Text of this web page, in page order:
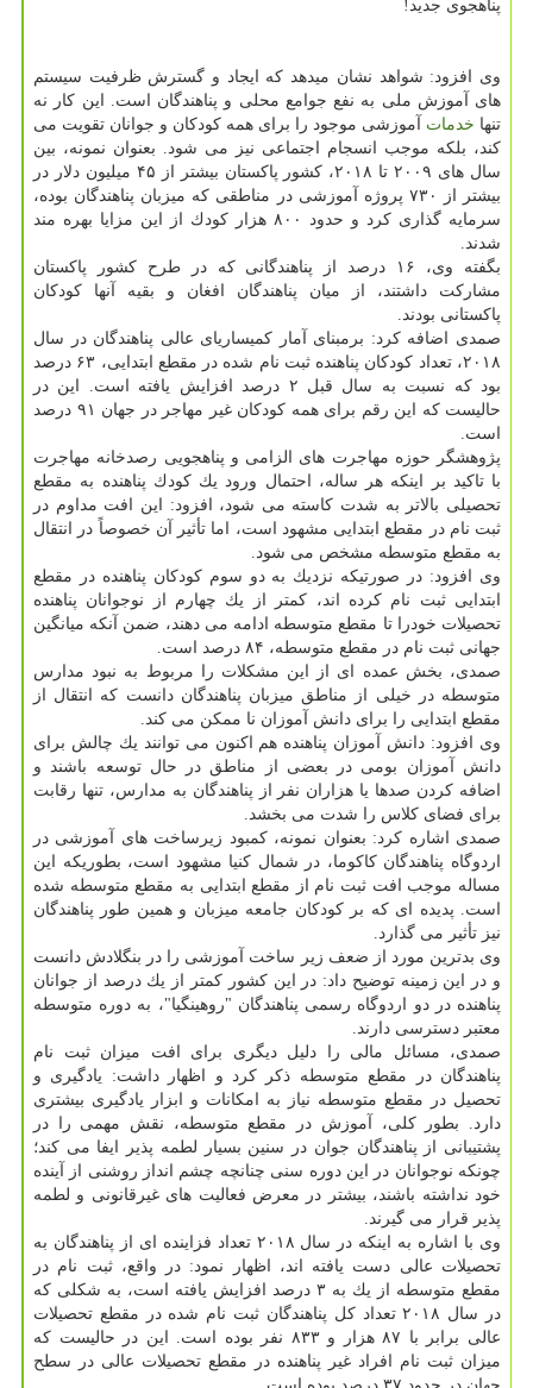
پناهجوی جدید!
وی افزود: شواهد نشان میدهد كه ایجاد و گسترش ظرفیت سیستم
های آموزش ملی به نفع جوامع محلی و پناهندگان است. این كار نه
تنها خدمات آموزشی موجود را برای همه كودكان و جوانان تقویت می
كند، بلكه موجب انسجام اجتماعی نیز می شود. بعنوان نمونه، بین
سال های ۲۰۰۹ تا ۲۰۱۸، كشور پاكستان بیشتر از ۴۵ میلیون دلار در
بیشتر از ۷۳۰ پروژه آموزشی در مناطقی كه میزبان پناهندگان بوده،
سرمایه گذاری كرد و حدود ۸۰۰ هزار كودك از این مزایا بهره مند
شدند.
بگفته وی، ۱۶ درصد از پناهندگانی كه در طرح كشور پاكستان
مشاركت داشتند، از میان پناهندگان افغان و بقیه آنها كودكان
پاكستانی بودند.
صمدی اضافه كرد: برمبنای آمار كمیساریای عالی پناهندگان در سال
۲۰۱۸، تعداد كودكان پناهنده ثبت نام شده در مقطع ابتدایی، ۶۳ درصد
بود كه نسبت به سال قبل ۲ درصد افزایش یافته است. این در
حالیست كه این رقم برای همه كودكان غیر مهاجر در جهان ۹۱ درصد
است.
پژوهشگر حوزه مهاجرت های الزامی و پناهجویی رصدخانه مهاجرت
با تاكید بر اینكه هر ساله، احتمال ورود یك كودك پناهنده به مقطع
تحصیلی بالاتر به شدت كاسته می شود، افزود: این افت مداوم در
ثبت نام در مقطع ابتدایی مشهود است، اما تأثیر آن خصوصاً در انتقال
به مقطع متوسطه مشخص می شود.
وی افزود: در صورتیكه نزدیك به دو سوم كودكان پناهنده در مقطع
ابتدایی ثبت نام كرده اند، كمتر از یك چهارم از نوجوانان پناهنده
تحصیلات خودرا تا مقطع متوسطه ادامه می دهند، ضمن آنكه میانگین
جهانی ثبت نام در مقطع متوسطه، ۸۴ درصد است.
صمدی، بخش عمده ای از این مشكلات را مربوط به نبود مدارس
متوسطه در خیلی از مناطق میزبان پناهندگان دانست كه انتقال از
مقطع ابتدایی را برای دانش آموزان نا ممكن می كند.
وی افزود: دانش آموزان پناهنده هم اكنون می توانند یك چالش برای
دانش آموزان بومی در بعضی از مناطق در حال توسعه باشند و
اضافه كردن صدها یا هزاران نفر از پناهندگان به مدارس، تنها رقابت
برای فضای كلاس را شدت می بخشد.
صمدی اشاره كرد: بعنوان نمونه، كمبود زیرساخت های آموزشی در
اردوگاه پناهندگان كاكوما، در شمال كنیا مشهود است، بطوریكه این
مساله موجب افت ثبت نام از مقطع ابتدایی به مقطع متوسطه شده
است. پدیده ای كه بر كودكان جامعه میزبان و همین طور پناهندگان
نیز تأثیر می گذارد.
وی بدترین مورد از ضعف زیر ساخت آموزشی را در بنگلادش دانست
و در این زمینه توضیح داد: در این كشور كمتر از یك درصد از جوانان
پناهنده در دو اردوگاه رسمی پناهندگان "روهینگیا"، به دوره متوسطه
معتبر دسترسی دارند.
صمدی، مسائل مالی را دلیل دیگری برای افت میزان ثبت نام
پناهندگان در مقطع متوسطه ذكر كرد و اظهار داشت: یادگیری و
تحصیل در مقطع متوسطه نیاز به امكانات و ابزار یادگیری بیشتری
دارد. بطور كلی، آموزش در مقطع متوسطه، نقش مهمی را در
پشتیبانی از پناهندگان جوان در سنین بسیار لطمه پذیر ایفا می كند؛
چونكه نوجوانان در این دوره سنی چنانچه چشم انداز روشنی از آینده
خود نداشته باشند، بیشتر در معرض فعالیت های غیرقانونی و لطمه
پذیر قرار می گیرند.
وی با اشاره به اینكه در سال ۲۰۱۸ تعداد فزاینده ای از پناهندگان به
تحصیلات عالی دست یافته اند، اظهار نمود: در واقع، ثبت نام در
مقطع متوسطه از یك به ۳ درصد افزایش یافته است، به شكلی كه
در سال ۲۰۱۸ تعداد كل پناهندگان ثبت نام شده در مقطع تحصیلات
عالی برابر با ۸۷ هزار و ۸۳۳ نفر بوده است. این در حالیست كه
میزان ثبت نام افراد غیر پناهنده در مقطع تحصیلات عالی در سطح